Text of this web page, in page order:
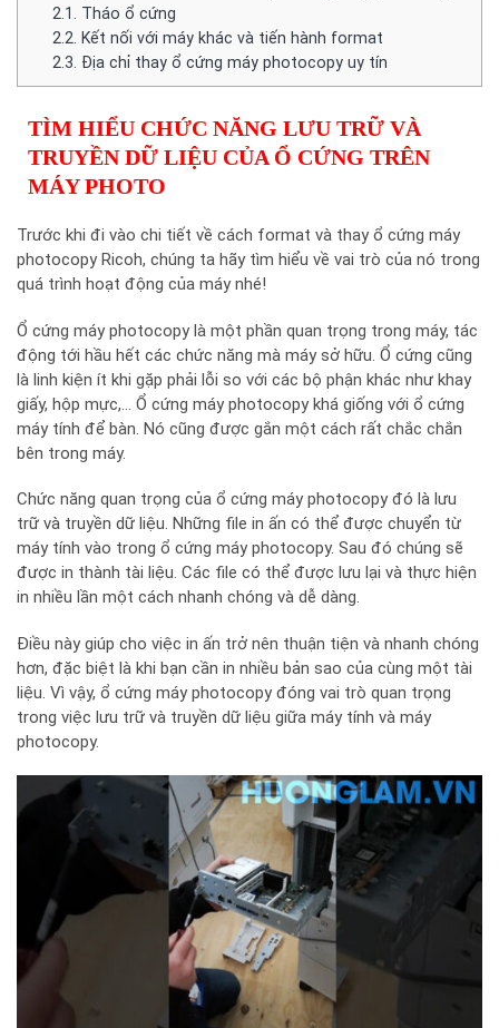
2.1. Tháo ổ cứng
2.2. Kết nối với máy khác và tiến hành format
2.3. Địa chỉ thay ổ cứng máy photocopy uy tín
TÌM HIỂU CHỨC NĂNG LƯU TRỮ VÀ
TRUYỀN DỮ LIỆU CỦA Ổ CỨNG TRÊN
MÁY PHOTO
Trước khi đi vào chi tiết về cách format và thay ổ cứng máy
photocopy Ricoh, chúng ta hãy tìm hiểu về vai trò của nó trong
quá trình hoạt động của máy nhé!
Ổ cứng máy photocopy là một phần quan trọng trong máy, tác
động tới hầu hết các chức năng mà máy sở hữu. Ổ cứng cũng
là linh kiện ít khi gặp phải lỗi so với các bộ phận khác như khay
giấy, hộp mực,… Ổ cứng máy photocopy khá giống với ổ cứng
máy tính để bàn. Nó cũng được gắn một cách rất chắc chắn
bên trong máy.
Chức năng quan trọng của ổ cứng máy photocopy đó là lưu
trữ và truyền dữ liệu. Những file in ấn có thể được chuyển từ
máy tính vào trong ổ cứng máy photocopy. Sau đó chúng sẽ
được in thành tài liệu. Các file có thể được lưu lại và thực hiện
in nhiều lần một cách nhanh chóng và dễ dàng.
Điều này giúp cho việc in ấn trở nên thuận tiện và nhanh chóng
hơn, đặc biệt là khi bạn cần in nhiều bản sao của cùng một tài
liệu. Vì vậy, ổ cứng máy photocopy đóng vai trò quan trọng
trong việc lưu trữ và truyền dữ liệu giữa máy tính và máy
photocopy.